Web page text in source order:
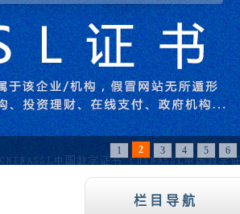
、电子商务网站、证券、金融机构、投资理财、在线支
1 2 3 4 5 6
栏目导航